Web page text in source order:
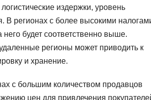
издержки, уровень
В регионах с более высокими
будет соответственно выше.
регионы может приводить к
и хранение.
с большим количеством продавцов
цен для привлечения